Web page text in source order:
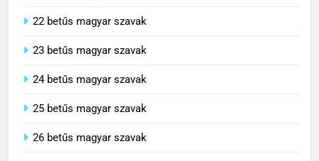
22 betűs magyar szavak
23 betűs magyar szavak
24 betűs magyar szavak
25 betűs magyar szavak
26 betűs magyar szavak